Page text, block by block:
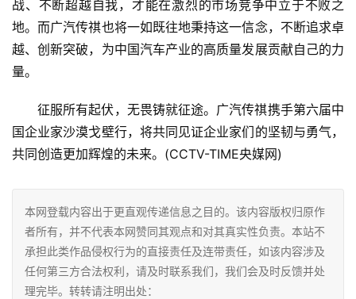
战、不断超越自我，才能在激烈的市场竞争中立于不败之
地。而广汽传祺也将一如既往地秉持这一信念，不断追求卓
越、创新突破，为中国汽车产业的高质量发展贡献自己的力
量。
征服所有起伏，无畏铸就征途。广汽传祺携手第六届中
国企业家沙漠戈壁行，将共同见证企业家们的坚韧与勇气，
共同创造更加辉煌的未来。(CCTV-TIME央媒网)
本网登载内容出于更直观传递信息之目的。该内容版权归原作
者所有，并不代表本网赞同其观点和对其真实性负责。本站不
承担此类作品侵权行为的直接责任及连带责任，如该内容涉及
任何第三方合法权利，请及时联系我们，我们会及时反馈并处
理完毕。转转请注明出处：